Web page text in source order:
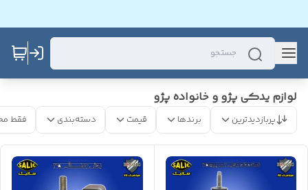
لوازم یدکی پژو و خانواده پژو
پربازدیدترین برندها قیمت دسته‌بندی فقط